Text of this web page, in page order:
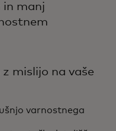
in manj
mislijo na vaše
varnostnega